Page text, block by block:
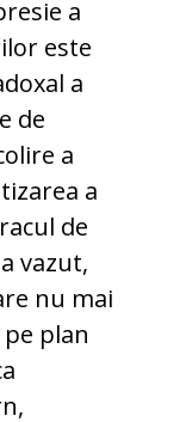
a
este
a
de
a
a
de
vazut,
nu mai
plan